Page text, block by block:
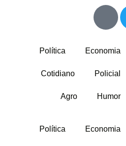
Política Economia
Cotidiano Policial
Agro Humor
Política Economia